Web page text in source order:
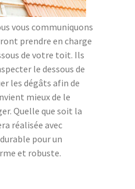
vous communiquons
prendre en charge
de votre toit. Ils
le dessous de
les dégâts afin de
mieux de le
Quelle que soit la
réalisée avec
pour un
et robuste.